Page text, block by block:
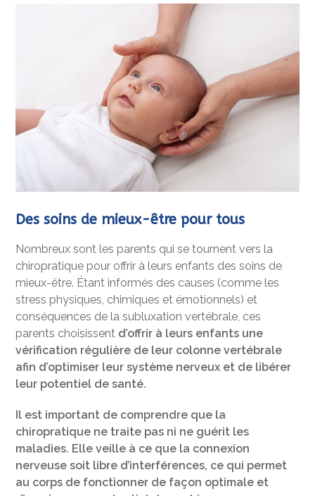
Des soins de mieux-être pour tous
Nombreux sont les parents qui se tournent vers la
chiropratique pour offrir à leurs enfants des soins de
mieux-être. Étant informés des causes (comme les
stress physiques, chimiques et émotionnels) et
conséquences de la subluxation vertébrale, ces
parents choisissent d’offrir à leurs enfants une
vérification régulière de leur colonne vertébrale
afin d’optimiser leur système nerveux et de libérer
leur potentiel de santé.
Il est important de comprendre que la
chiropratique ne traite pas ni ne guérit les
maladies. Elle veille à ce que la connexion
nerveuse soit libre d’interférences, ce qui permet
au corps de fonctionner de façon optimale et